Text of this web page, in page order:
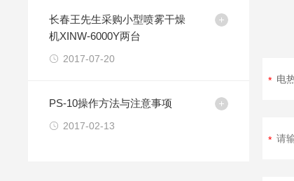
长春王先生采购小型喷雾干燥
机XINW-6000Y两台
2017-07-20
PS-10操作方法与注意事项
2017-02-13